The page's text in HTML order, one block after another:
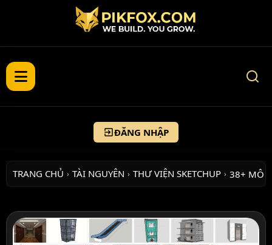
ĐĂNG NHẬP
TRANG CHỦ › TÀI NGUYÊN › THƯ VIỆN SKETCHUP › 38+ MÔ